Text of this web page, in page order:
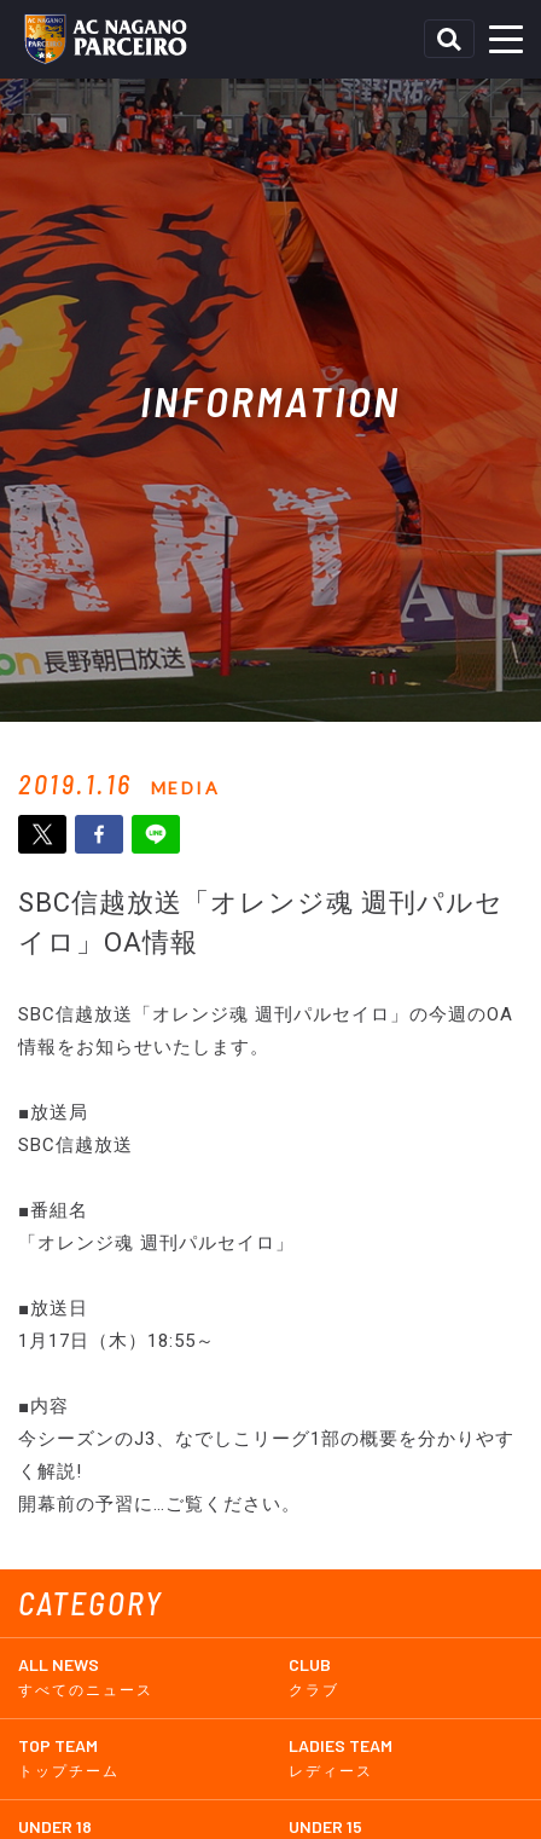
INFORMATION
CATEGORY
ALL NEWS
すべてのニュース
CLUB
クラブ
TOP TEAM
トップチーム
LADIES TEAM
レディース
UNDER 18 UNDER 15
2019.1.16 MEDIA
SBC信越放送「オレンジ魂 週刊パルセ
イロ」OA情報
SBC信越放送「オレンジ魂 週刊パルセイロ」の今週のOA
情報をお知らせいたします。
■放送局
SBC信越放送
■番組名
「オレンジ魂 週刊パルセイロ」
■放送日
1月17日（木）18:55～
■内容
今シーズンのJ3、なでしこリーグ1部の概要を分かりやす
く解説!
開幕前の予習に…ご覧ください。